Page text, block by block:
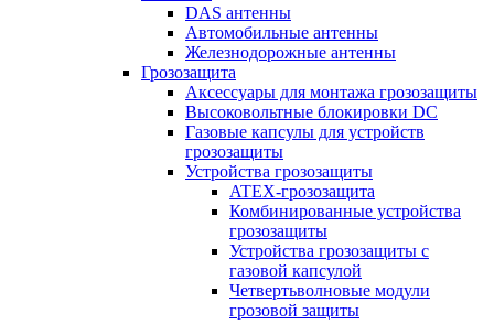
DAS антенны
Автомобильные антенны
Железнодорожные антенны
Грозозащита
Аксессуары для монтажа грозозащиты
Высоковольтные блокировки DC
Газовые капсулы для устройств
грозозащиты
Устройства грозозащиты
ATEX-грозозащита
Комбинированные устройства
грозозащиты
Устройства грозозащиты с
газовой капсулой
Четвертьволновые модули
грозовой защиты